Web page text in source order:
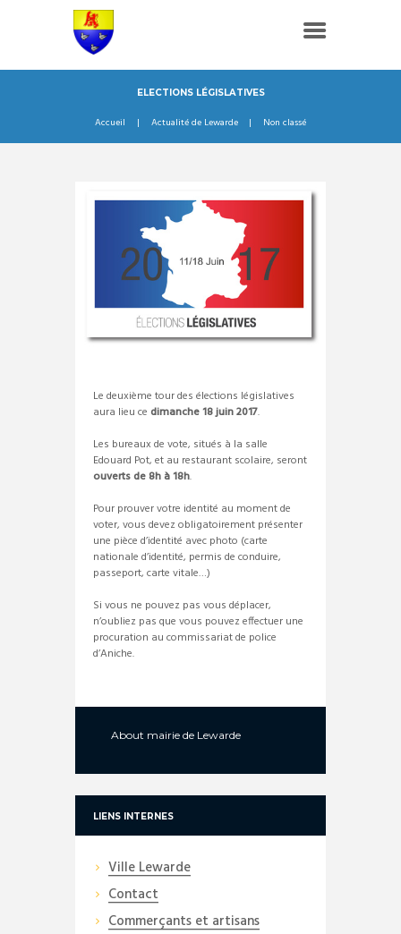
ELECTIONS LÉGISLATIVES
Accueil Actualité de Lewarde Non classé
Le deuxième tour des élections législatives
aura lieu ce dimanche 18 juin 2017.
Les bureaux de vote, situés à la salle
Edouard Pot, et au restaurant scolaire, seront
ouverts de8h à 18h.
Pour prouver votre identité au moment de
voter, vous devez obligatoirement présenter
une pièce d’identité avec photo (carte
nationale d’identité, permis de conduire,
passeport, carte vitale…)
Si vous ne pouvez pas vous déplacer,
n’oubliez pas que vous pouvez effectuer une
procuration au commissariat de police
d’Aniche.
About mairie de Lewarde
LIENS INTERNES
Ville Lewarde
Contact
Commerçants et artisans